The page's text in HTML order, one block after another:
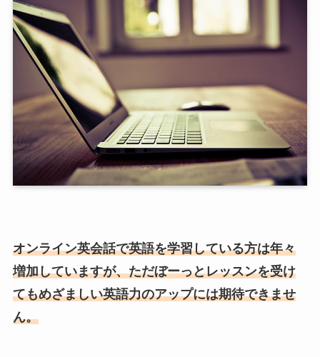
オンライン英会話で英語を学習している方は年々
増加していますが、ただぼーっとレッスンを受け
てもめざましい英語力のアップには期待できませ
ん。